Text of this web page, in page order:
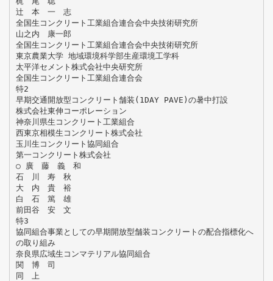
辻 本 一 志
全国生コンクリート工業組合連合会中央技術研究所
山之内 康一郎
全国生コンクリート工業組合連合会中央技術研究所
東京農業大学 地域環境科学部生産環境工学科
太平洋セメント株式会社中央研究所
全国生コンクリート工業組合連合会
特2
早期交通開放型コンクリート舗装(1DAY PAVE)の暑中打設
株式会社東伸コーポレーション
神奈川県生コンクリート工業組合
西東京相模生コンクリート株式会社
玉川生コンクリート協同組合
第一コンクリート株式会社
○ 廣 藤 義 和
石 川 寿 秋
大 内 貴 裕
白 石 篤 雄
前田谷 安 文
特3
協同組合事業としての早期開放型舗装コンクリートの配合指標化へ
の取り組み
奈良県広域生コンマテリアル協同組合
関 博 司
同 上